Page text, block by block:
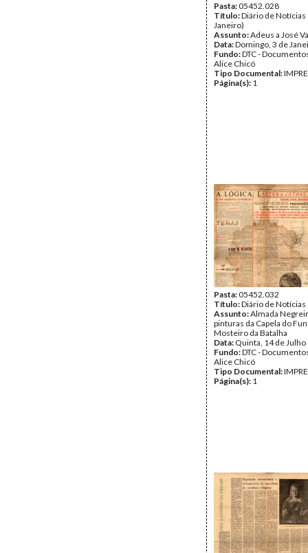
Pasta:05452.028
Título:Diário de Notícias
Janeiro)
Assunto:Adeus a José
Data:Domingo, 3 de
Fundo:DTC -
Alice Chicó
Tipo Documental:
Página(s): 1
Pasta:05452.032
Título:Diário de Notícias
Assunto:Almada
pinturas da Capela do
Mosteiro da Batalha
Data: Quinta, 14 de
Fundo:DTC -
Alice Chicó
Tipo Documental:
Página(s): 1